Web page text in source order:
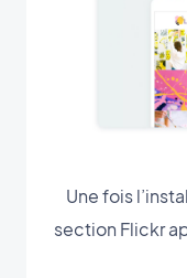
Une fois
section Flickr